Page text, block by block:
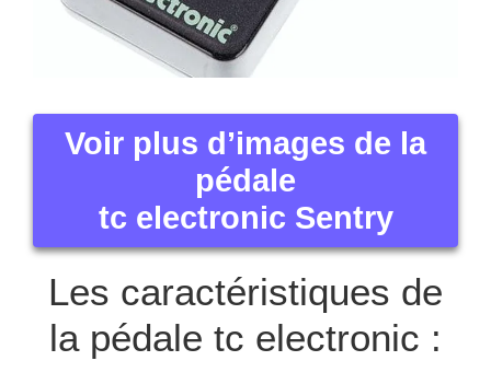
Voir plus d’images de la
pédale
tc electronic Sentry
Les caractéristiques de
la pédale tc electronic :